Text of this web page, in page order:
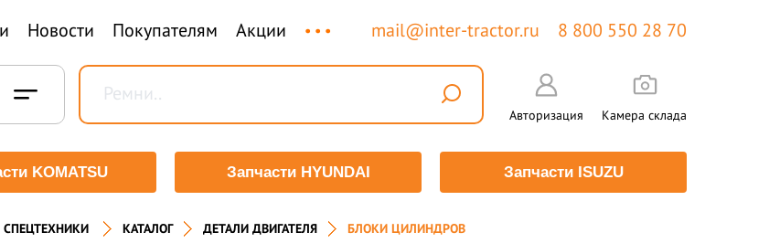
Новости Покупателям Акции ... mail@inter-tractor.ru 8 800 550 28 70
Авторизация Камера склада
KOMATSU Запчасти HYUNDAI Запчасти ISUZU
КАТАЛОГ ДЕТАЛИ ДВИГАТЕЛЯ БЛОКИ ЦИЛИНДРОВ